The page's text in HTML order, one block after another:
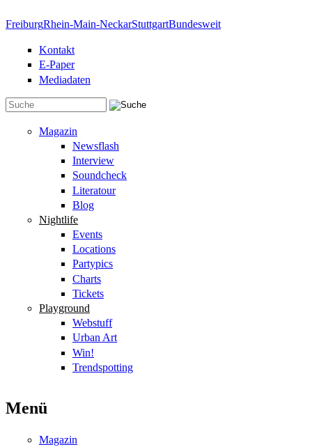
FreiburgRhein-Main-NeckarStuttgartBundesweit
Kontakt
E-Paper
Mediadaten
Magazin
Newsflash
Interview
Soundcheck
Literatour
Blog
Nightlife
Events
Locations
Partypics
Charts
Tickets
Playground
Webstuff
Urban Art
Win!
Trendspotting
Menü
Magazin